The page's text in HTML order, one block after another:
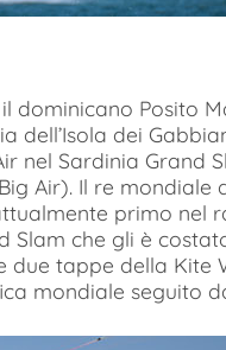
dominicano Posito
dei
nel Sardinia Grand
Air). Il re mondiale
primo nel
Slam che gli è
tappe della Kite
mondiale seguito